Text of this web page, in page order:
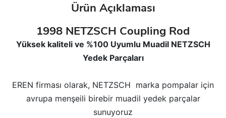
Ürün Açıklaması
1998 NETZSCH Coupling Rod
Yüksek kaliteli ve %100 Uyumlu Muadil NETZSCH
Yedek Parçaları
EREN firması olarak, NETZSCH marka pompalar için
avrupa menşeili birebir muadil yedek parçalar
sunuyoruz